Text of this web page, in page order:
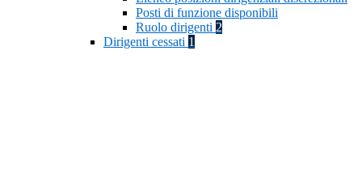
Posti di funzione disponibili
Ruolo dirigenti 2
Dirigenti cessati 1